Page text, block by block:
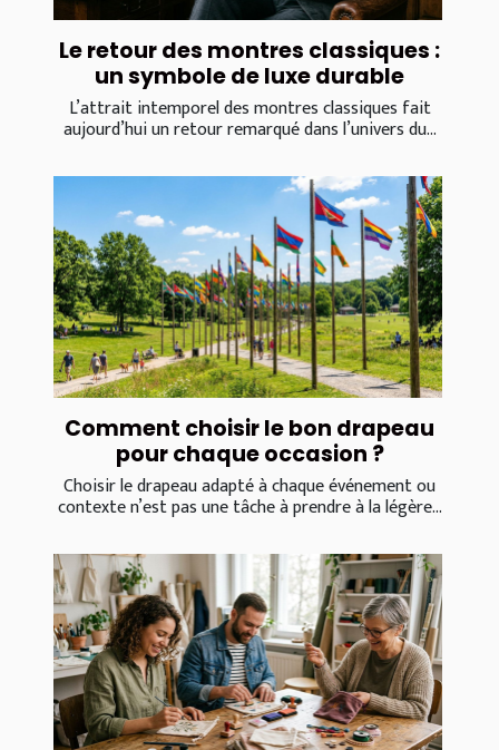
Le retour des montres classiques :
un symbole de luxe durable
L’attrait intemporel des montres classiques fait
aujourd’hui un retour remarqué dans l’univers du...
Comment choisir le bon drapeau
pour chaque occasion ?
Choisir le drapeau adapté à chaque événement ou
contexte n’est pas une tâche à prendre à la légère...